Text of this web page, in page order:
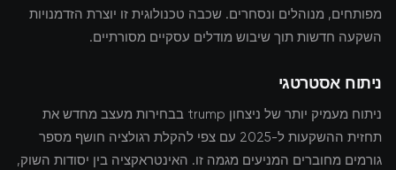
מפותחים, מנוהלים ונסחרים. שכבה טכנולוגית זו יוצרת הזדמנויות
השקעה חדשות תוך שיבוש מודלים עסקיים מסורתיים.
ניתוח אסטרטגי
ניתוח מעמיק יותר של ניצחון trump בבחירות מעצב מחדש את
תחזית ההשקעות ל-2025 עם צפי להקלת רגולציה חושף מספר
גורמים מחוברים המניעים מגמה זו. האינטראקציה בין יסודות השוק,